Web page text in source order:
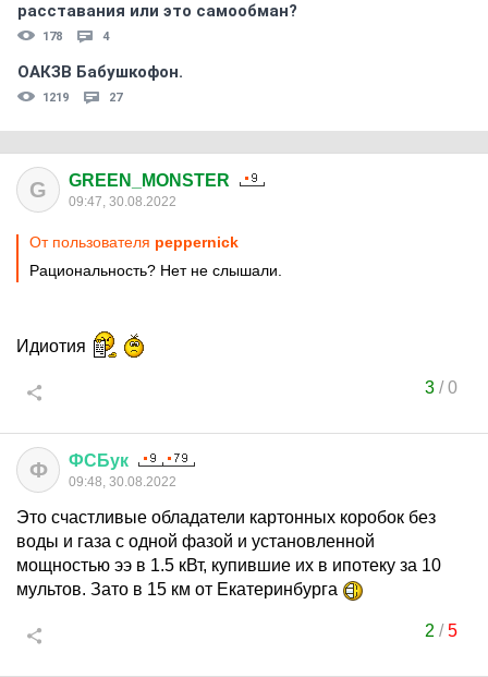
расставания или это самообман?
178 4
ОАКЗВ Бабушкофон.
1219 27
G GREEN_MONSTER
09:47, 30.08.2022
От пользователя peppernick
Рациональность? Нет не слышали.
Идиотия
3/0
Ф ФСБук
09:48, 30.08.2022
Это счастливые обладатели картонных коробок без
воды и газа с одной фазой и установленной
мощностью ээ в 1.5 кВт, купившие их в ипотеку за 10
мультов. Зато в 15 км от Екатеринбурга
2 /5